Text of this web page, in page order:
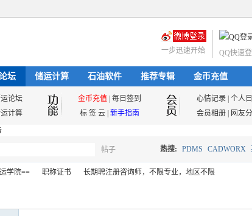
QQ快速
一步迅速开始
坛 储运计算 石油软件 推荐专辑 金币充值
论坛 金币充值 每日签到 心情记录 个人
计算 标 签 云 新手指南 会员相册 网友
帖子
搜
热搜: PDMS CADWORX
油气储运
学院== 职称证书 长期聘注册咨询师，不限专业，地区不限